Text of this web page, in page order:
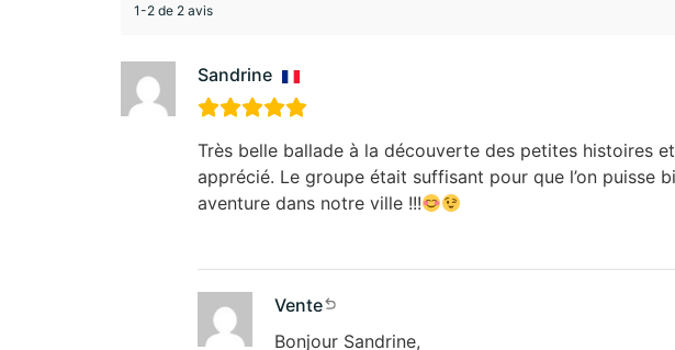
1-2 de 2 avis
Sandrine
Très belle ballade à la découverte des petites histoires
apprécié. Le groupe était suffisant pour que l’on puisse
aventure dans notre ville !!!
Vente
Bonjour Sandrine,